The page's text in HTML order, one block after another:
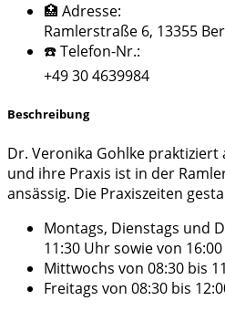
🏥 Adresse:
Ramlerstraße 6, 13355
☎️ Telefon-Nr.:
+49 30 4639984
Beschreibung
Dr. Veronika Gohlke
und ihre Praxis ist in der
ansässig. Die Praxiszeiten
Montags, Dienstags und
11:30 Uhr sowie von
Mittwochs von 08:30 bis
Freitags von 08:30 bis